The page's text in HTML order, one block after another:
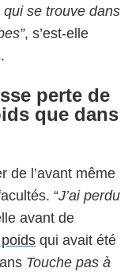
se trouve dans
, s’est-elle
perte de
que dans
de l’avant même
“J’ai perdu
avant de
qui avait été
Touche pas à